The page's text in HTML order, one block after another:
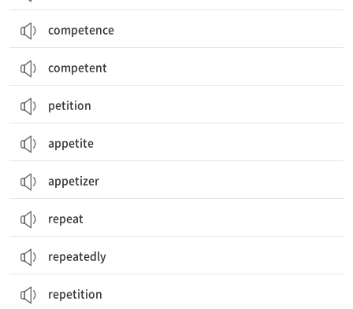
competence
competent
petition
appetite
appetizer
repeat
repeatedly
repetition